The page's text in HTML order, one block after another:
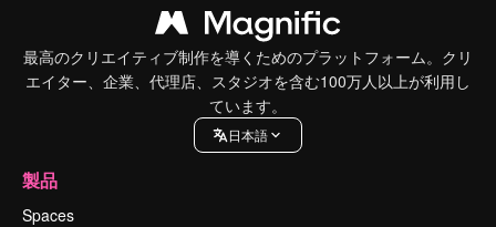
最高のクリエイティブ制作を導くためのプラットフォーム。クリ
エイター、企業、代理店、スタジオを含む100万人以上が利用し
ています。
日本語
製品
Spaces